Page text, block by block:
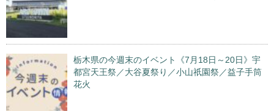
栃木県の今週末のイベント《7月18日～20日》宇
都宮天王祭／大谷夏祭り／小山祇園祭／益子手筒
花火